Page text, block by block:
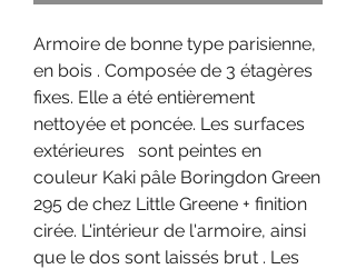
Armoire de bonne type parisienne,
en bois . Composée de 3 étagères
fixes. Elle a été entièrement
nettoyée et poncée. Les surfaces
extérieures sont peintes en
couleur Kaki pâle Boringdon Green
295 de chez Little Greene + finition
cirée. L'intérieur de l'armoire, ainsi
que le dos sont laissés brut . Les